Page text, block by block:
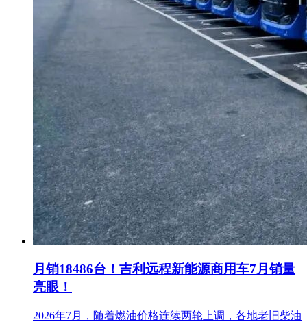
月销18486台！吉利远程新能源商用车7月销量
亮眼！
2026年7月，随着燃油价格连续两轮上调，各地老旧柴油